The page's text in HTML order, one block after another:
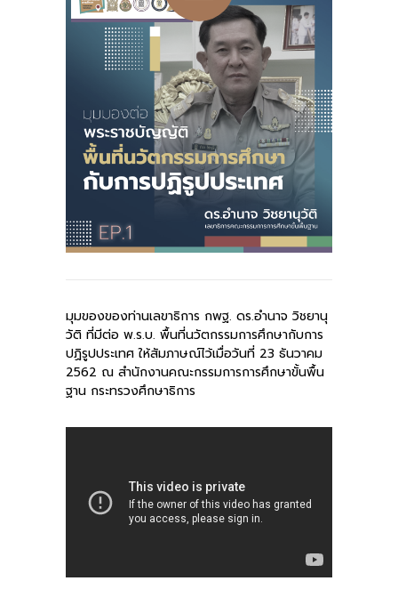
-- รายงานคณะผู้ประเมินอิสระ
---- รอบประเมิน (พ.ศ. 2562-2564)
-- รายงานประจำปี
---- ปีการศึกษา 2564
---- ปีการศึกษา 2565
-- รายงานผล กขศ.สพท.
เกี่ยวกับเรา
-- รู้จัก พื้นที่นวัตกรรมการศึกษา
-- คณะกรรมการนโยบายพื้นที่นวัตกรรมการศึกษา
ติดต่อเรา
มุมของของท่านเลขาธิการ กพฐ. ดร.อำนาจ วิชยานุ
วัติ ที่มีต่อ พ.ร.บ. พื้นที่นวัตกรรมการศึกษากับการ
ปฏิรูปประเทศ ให้สัมภาษณ์ไว้เมื่อวันที่ 23 ธันวาคม
2562 ณ สำนักงานคณะกรรมการการศึกษาขั้นพื้น
ฐาน กระทรวงศึกษาธิการ